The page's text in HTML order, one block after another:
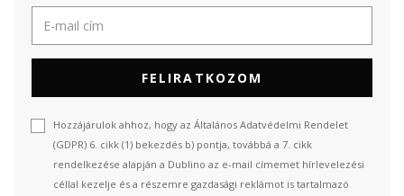
FELIRATKOZOM
Hozzájárulok ahhoz, hogy az Általános Adatvédelmi Rendelet
(GDPR) 6. cikk (1) bekezdés b) pontja, továbbá a 7. cikk
rendelkezése alapján a Dublino az e-mail címemet hírlevelezési
céllal kezelje és a részemre gazdasági reklámot is tartalmazó